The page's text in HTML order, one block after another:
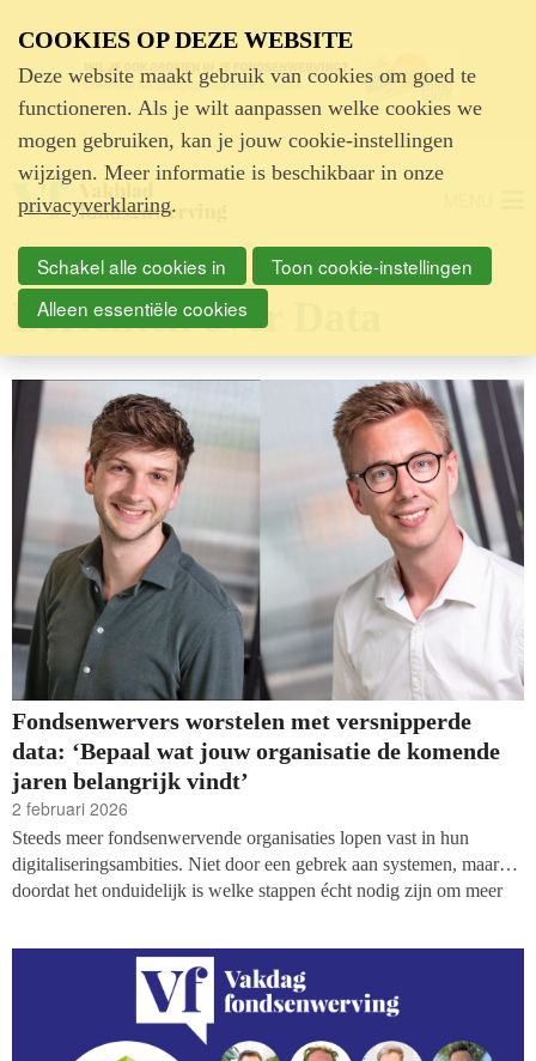
Advertentie
Berichten over Data
Fondsenwervers worstelen met versnipperde
data: ‘Bepaal wat jouw organisatie de komende
jaren belangrijk vindt’
2 februari 2026
Steeds meer fondsenwervende organisaties lopen vast in hun
digitaliseringsambities. Niet door een gebrek aan systemen, maar
doordat het onduidelijk is welke stappen écht nodig zijn om meer
(Cobra) hun inzichten uit de praktijk én schetsen zij welke concrete
keuzes organisaties kunnen maken om orde te brengen in een
versnipperd digitaal landschap. ‘Iedereen is al gedigitaliseerd, maar
niemand heeft het overzicht. Tijd om daar verandering in te
COOKIES OP DEZE WEBSITE
Deze website maakt gebruik van cookies om goed te
functioneren. Als je wilt aanpassen welke cookies we
mogen gebruiken, kan je jouw cookie-instellingen
wijzigen. Meer informatie is beschikbaar in onze
privacyverklaring.
Schakel alle cookies in
Toon cookie-instellingen
Alleen essentiële cookies